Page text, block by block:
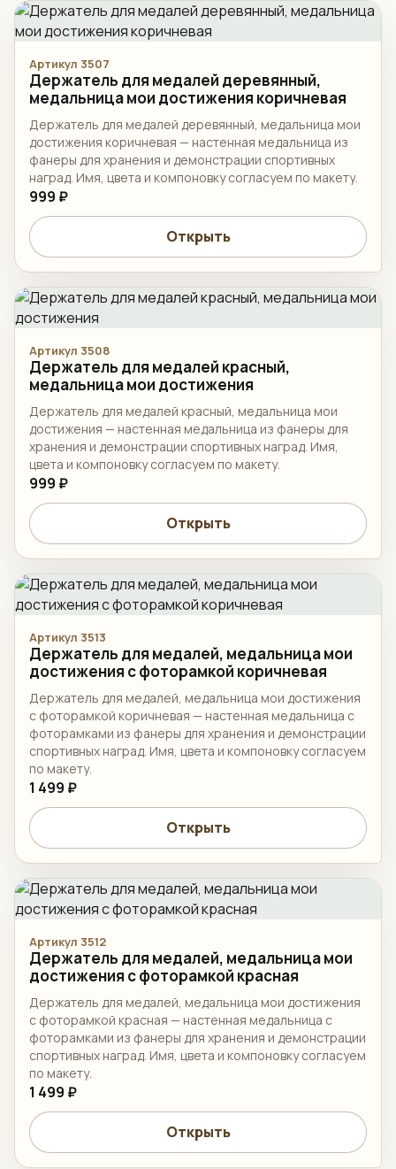
Артикул 3507
Держатель для медалей деревянный,
медальница мои достижения коричневая
Держатель для медалей деревянный, медальница мои
достижения коричневая — настенная медальница из
фанеры для хранения и демонстрации спортивных
наград. Имя, цвета и компоновку согласуем по макету.
999 ₽
Открыть
Артикул 3508
Держатель для медалей красный,
медальница мои достижения
Держатель для медалей красный, медальница мои
достижения — настенная медальница из фанеры для
хранения и демонстрации спортивных наград. Имя,
цвета и компоновку согласуем по макету.
999 ₽
Открыть
Артикул 3513
Держатель для медалей, медальница мои
достижения с фоторамкой коричневая
Держатель для медалей, медальница мои достижения
с фоторамкой коричневая — настенная медальница с
фоторамками из фанеры для хранения и демонстрации
спортивных наград. Имя, цвета и компоновку согласуем
по макету.
1 499 ₽
Открыть
Артикул 3512
Держатель для медалей, медальница мои
достижения с фоторамкой красная
Держатель для медалей, медальница мои достижения
с фоторамкой красная — настенная медальница с
фоторамками из фанеры для хранения и демонстрации
спортивных наград. Имя, цвета и компоновку согласуем
по макету.
1 499 ₽
Открыть